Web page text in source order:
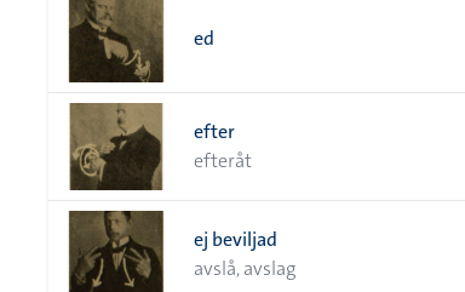
ed
efter
efteråt
ej beviljad
avslå, avslag